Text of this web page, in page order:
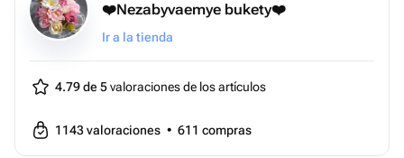
❤️Nezabyvaemye bukety❤️
Ir a la tienda
4.79 de 5valoraciones de los artículos
1143valoraciones • 611 compras